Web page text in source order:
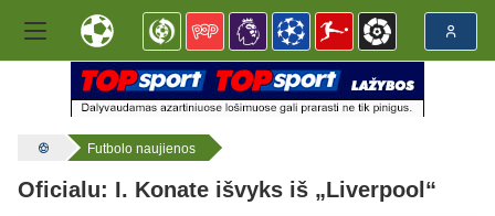
Futbolo naujienos
Oficialu: I. Konate išvyks iš „Liverpool“